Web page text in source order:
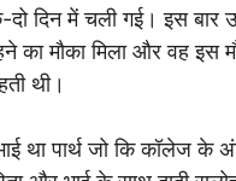
दिन में चली गई। इस बार
का मौका मिला और वह इस
थी।
था पार्थ जो कि कॉलेज के